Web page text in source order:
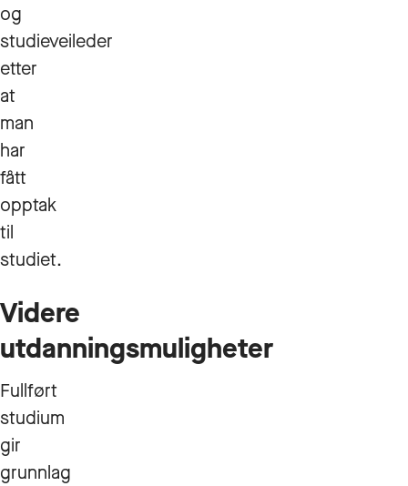
og
studieveileder
etter
at
man
har
fått
opptak
til
studiet.
Videre
utdanningsmuligheter
Fullført
studium
gir
grunnlag